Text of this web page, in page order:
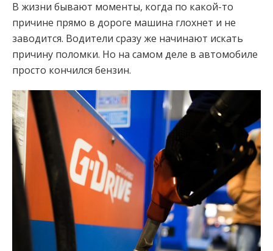
В жизни бывают моменты, когда по какой-то
причине прямо в дороге машина глохнет и не
заводится. Водители сразу же начинают искать
причину поломки. Но на самом деле в автомобиле
просто кончился бензин.